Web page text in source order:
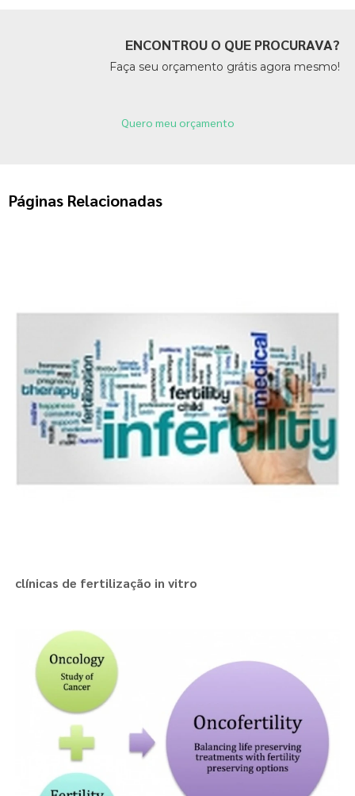
ENCONTROU O QUE PROCURAVA?
Faça seu orçamento grátis agora mesmo!
Quero meu orçamento
Páginas Relacionadas
clínicas de fertilização in vitro